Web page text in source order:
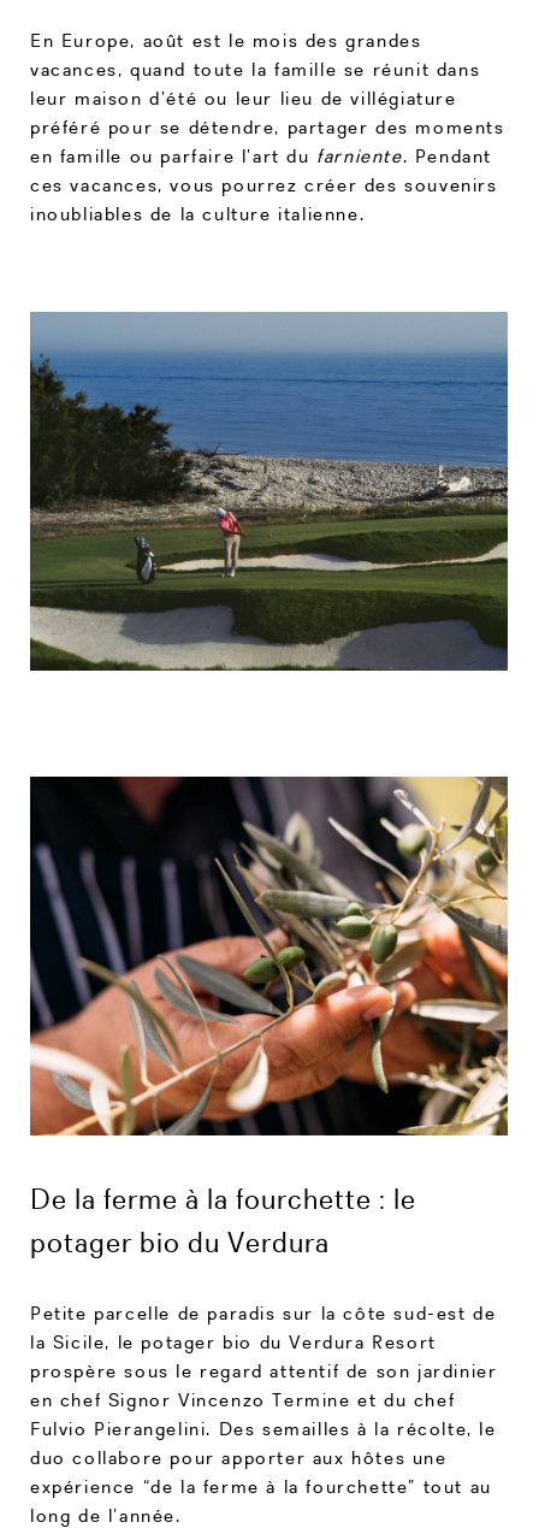
En Europe, août est le mois des grandes
vacances, quand toute la famille se réunit dans
leur maison d’été ou leur lieu de villégiature
préféré pour se détendre, partager des moments
en famille ou parfaire l’art du farniente. Pendant
ces vacances, vous pourrez créer des souvenirs
inoubliables de la culture italienne.
De la ferme à la fourchette : le
potager bio du Verdura
Petite parcelle de paradis sur la côte sud-est de
la Sicile, le potager bio du Verdura Resort
prospère sous le regard attentif de son jardinier
en chef Signor Vincenzo Termine et du chef
Fulvio Pierangelini. Des semailles à la récolte, le
duo collabore pour apporter aux hôtes une
expérience “de la ferme à la fourchette” tout au
long de l’année.